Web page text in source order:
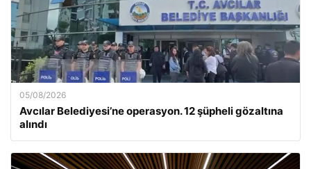
05/08/2026
Avcılar Belediyesi’ne operasyon. 12 şüpheli gözaltına
alındı